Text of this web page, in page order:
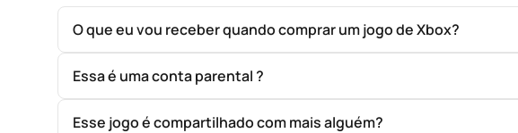
O que eu vou receber quando comprar um jogo de Xbox?
Essa é uma conta parental ?
Esse jogo é compartilhado com mais alguém?